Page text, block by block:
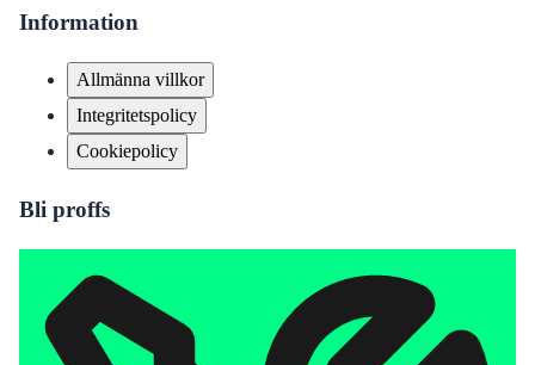
Information
Allmänna villkor
Integritetspolicy
Cookiepolicy
Bli proffs